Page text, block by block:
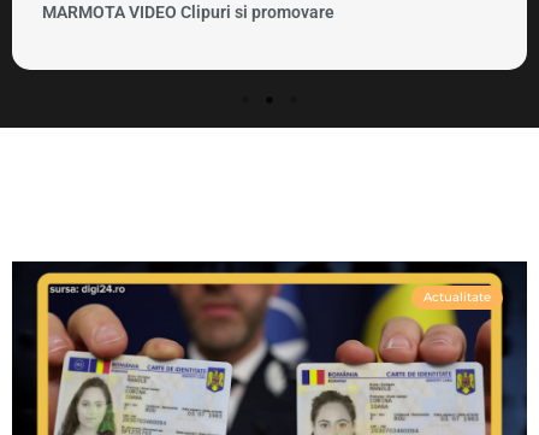
MARMOTA VIDEO Clipuri si promovare
Actualitate